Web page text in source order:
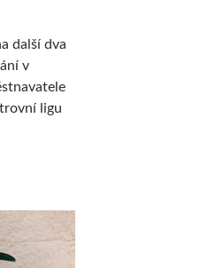
další dva
v
ligu